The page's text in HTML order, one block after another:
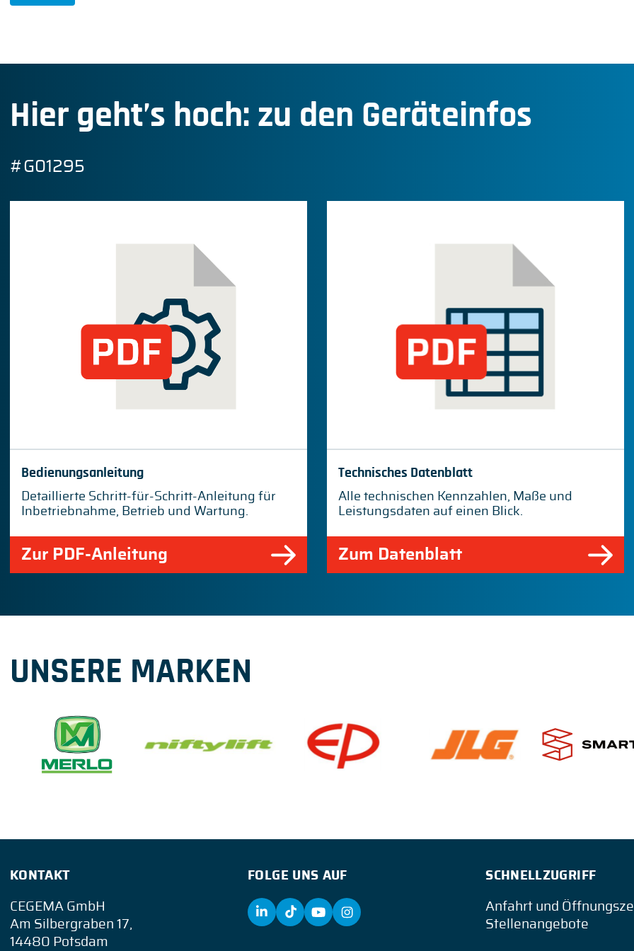
Hier geht’s hoch: zu den Geräteinfos
#G01295
Bedienungsanleitung
Detaillierte Schritt-für-Schritt-Anleitung für
Inbetriebnahme, Betrieb und Wartung.
Zur PDF-Anleitung
Technisches Datenblatt
Alle technischen Kennzahlen, Maße und
Leistungsdaten auf einen Blick.
Zum Datenblatt
UNSERE MARKEN
KONTAKT
CEGEMA GmbH
Am Silbergraben 17,
14480 Potsdam
FOLGE UNS AUF SCHNELLZUGRIFF
Anfahrt und
Stellenangebote